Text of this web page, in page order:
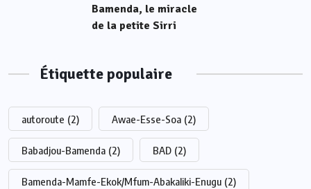
Bamenda, le miracle
de la petite Sirri
Étiquette populaire
autoroute (2) Awae-Esse-Soa (2)
Babadjou-Bamenda (2) BAD (2)
Bamenda-Mamfe-Ekok/Mfum-Abakaliki-Enugu (2)